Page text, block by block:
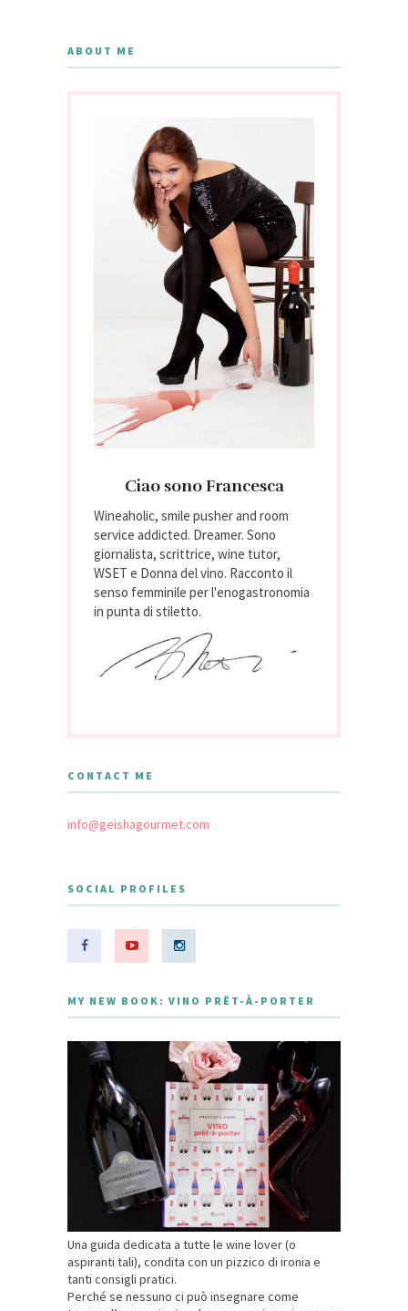
ABOUT ME
Ciao sono Francesca
Wineaholic, smile pusher and room
service addicted. Dreamer. Sono
giornalista, scrittrice, wine tutor,
WSET e Donna del vino. Racconto il
senso femminile per l'enogastronomia
in punta di stiletto.
CONTACT ME
info@geishagourmet.com
SOCIAL PROFILES
MY NEW BOOK: VINO PRÊT-À-PORTER
Una guida dedicata a tutte le wine lover (o
aspiranti tali), condita con un pizzico di ironia e
tanti consigli pratici.
Perché se nessuno ci può insegnare come